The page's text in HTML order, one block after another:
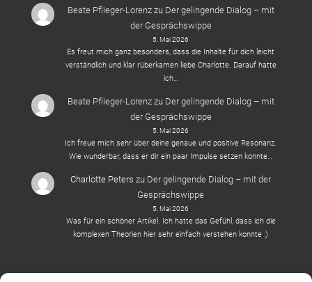
Beate Pflieger-Lorenzzu Der gelingende Dialog – mit
der Gesprächswippe
5. Mai 2026
Es freut mich ganz besonders, dass die Inhalte für dich leicht
verständlich und klar rüberkamen liebe Charlotte. Darauf hatte
ich…
Beate Pflieger-Lorenzzu Der gelingende Dialog – mit
der Gesprächswippe
5. Mai 2026
Ich freue mich sehr über deine genaue und positive Resonanz.
Wie wunderbar, dass er dir ein paar Impulse setzen konnte…
Charlotte Peters zu Der gelingende Dialog – mit der
Gesprächswippe
5. Mai 2026
Was für ein schöner Artikel. Ich hatte das Gefühl, dass ich die
komplexen Theorien hier sehr einfach verstehen konnte :)